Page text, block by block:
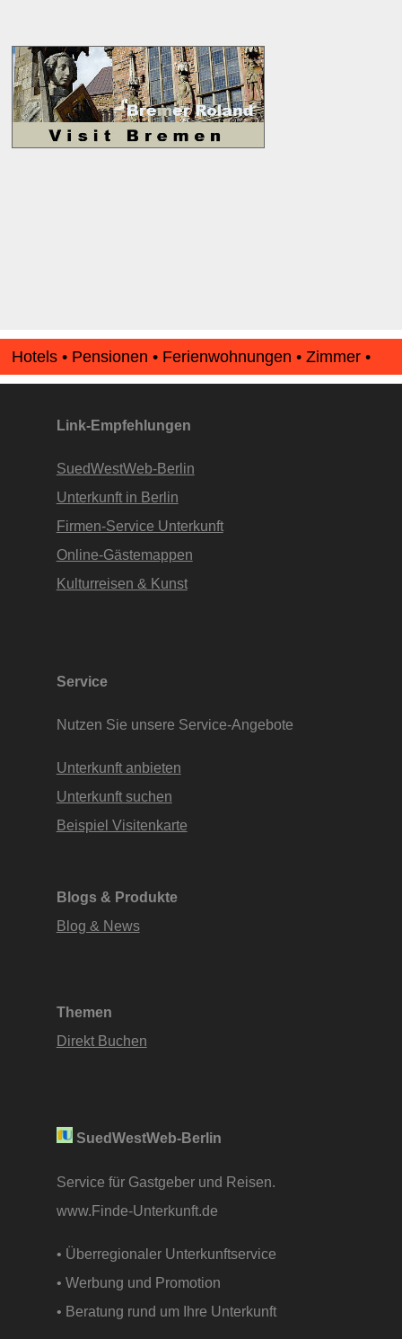
Hotels • Pensionen • Ferienwohnungen • Zimmer •
Apartments • www.Finde-Unterkunft.de
Link-Empfehlungen
SuedWestWeb-Berlin
Unterkunft in Berlin
Firmen-Service Unterkunft
Online-Gästemappen
Kulturreisen & Kunst
Service
Nutzen Sie unsere Service-Angebote
Unterkunft anbieten
Unterkunft suchen
Beispiel Visitenkarte
Blogs & Produkte
Blog & News
Themen
Direkt Buchen
SuedWestWeb-Berlin
Service für Gastgeber und Reisen.
www.Finde-Unterkunft.de
• Überregionaler Unterkunftservice
• Werbung und Promotion
• Beratung rund um Ihre Unterkunft